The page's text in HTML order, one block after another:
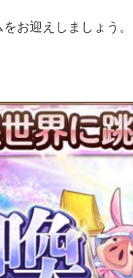
お迎えしましょう。